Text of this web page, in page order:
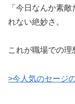
「今日なんか素
れない絶妙さ。
これが職場での理
>今人気のセージ